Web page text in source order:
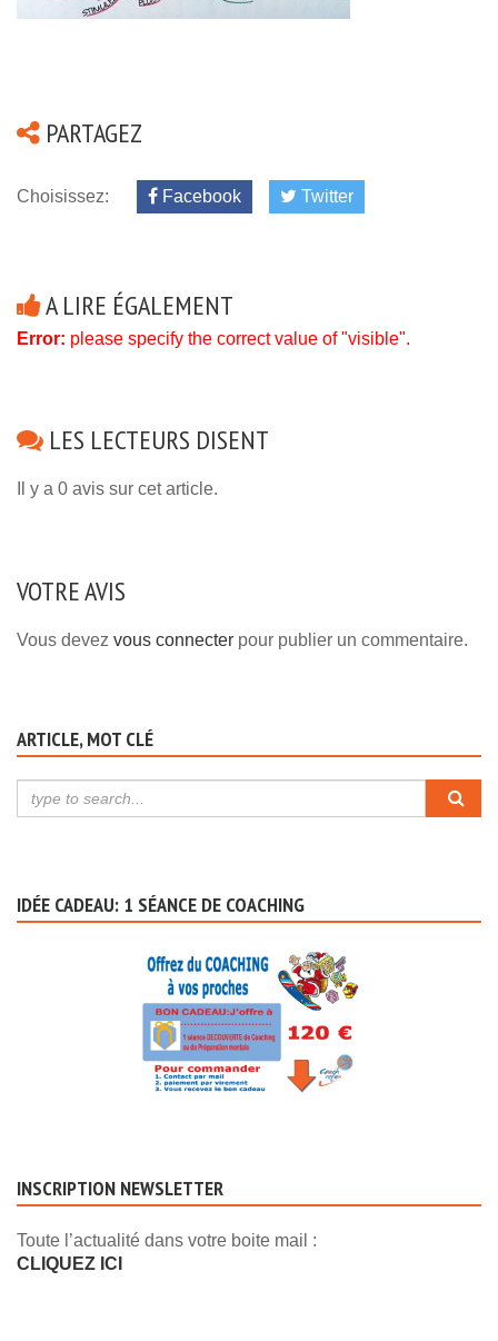
PARTAGEZ
Choisissez: Facebook Twitter
A LIRE ÉGALEMENT
Error: please specify the correct value of "visible".
LES LECTEURS DISENT
Il y a 0 avis sur cet article.
VOTRE AVIS
Vous devez vous connecter pour publier un commentaire.
ARTICLE, MOT CLÉ
IDÉE CADEAU: 1 SÉANCE DE COACHING
INSCRIPTION NEWSLETTER
Toute l’actualité dans votre boite mail :
CLIQUEZ ICI